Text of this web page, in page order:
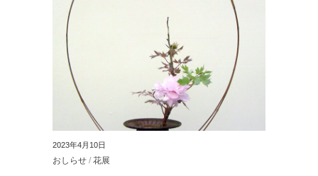
2023年4月10日
おしらせ / 花展